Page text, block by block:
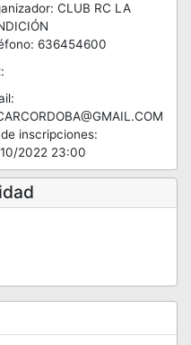
CLUB RC LA
636454600
inscripciones:
2022 23:00